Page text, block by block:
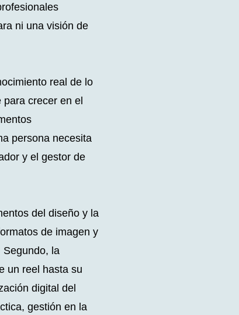
ni una visión de
real de lo
crecer en el
persona necesita
y el gestor de
del diseño y la
de imagen y
Segundo, la
un reel hasta su
digital del
gestión en la